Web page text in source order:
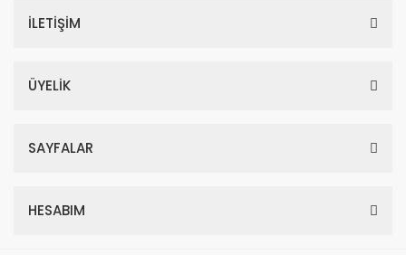
İLETİŞİM
ÜYELİK
SAYFALAR
HESABIM